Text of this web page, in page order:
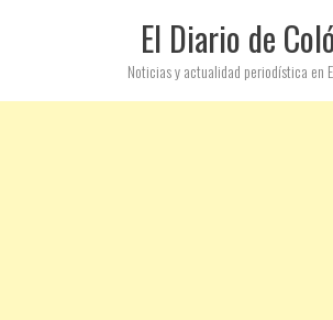
El Diario de
Noticias y actualidad periodística en